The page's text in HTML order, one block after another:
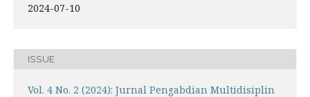
2024-07-10
ISSUE
Vol. 4 No. 2 (2024): Jurnal Pengabdian Multidisiplin